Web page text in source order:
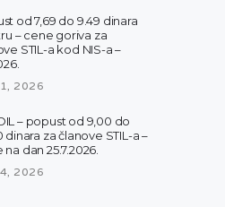
od 7,69 do 9.49 dinara
– cene goriva za
STIL-a kod NIS-a –
2026
– popust od 9,00 do
dinara za članove STIL-a –
dan 25.7.2026.
2026